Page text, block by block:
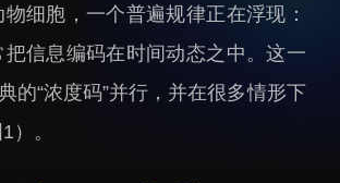
细胞，一个普遍规律正在浮现：
信息编码在时间动态之中。这一
的“浓度码”并行，并在很多情形下
）。